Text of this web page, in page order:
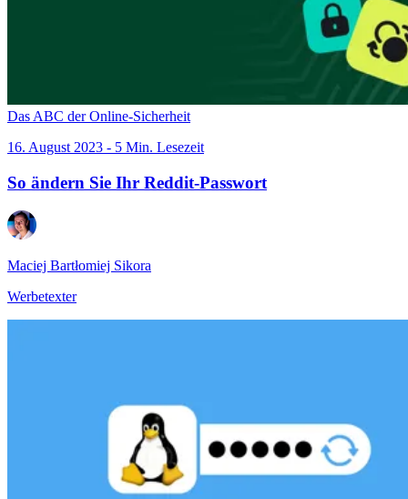
Das ABC der Online-Sicherheit
16. August 2023 - 5 Min. Lesezeit
So ändern Sie Ihr Reddit-Passwort
Maciej Bartłomiej Sikora
Werbetexter